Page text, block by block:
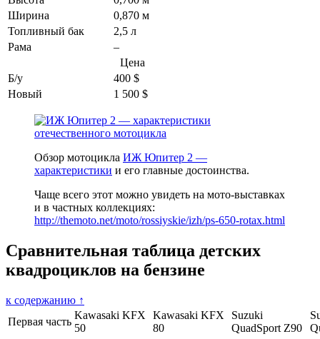
Ширина
0,870 м
Топливный бак
2,5 л
Рама
–
Цена
Б/у
400 $
Новый
1 500 $
Обзор мотоцикла ИЖ Юпитер 2 —
характеристики и его главные достоинства.
Чаще всего этот можно увидеть на мото-выставках
и в частных коллекциях:
http://themoto.net/moto/rossiyskie/izh/ps-650-rotax.html
Сравнительная таблица детских
квадроциклов на бензине
к содержанию ↑
Первая часть
Kawasaki KFX
50
Kawasaki KFX
80
Suzuki
QuadSport Z90